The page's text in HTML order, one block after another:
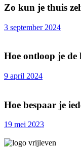
Zo kun je thuis
3 september 2024
Hoe ontloop je de
9 april 2024
Hoe bespaar je
19 mei 2023